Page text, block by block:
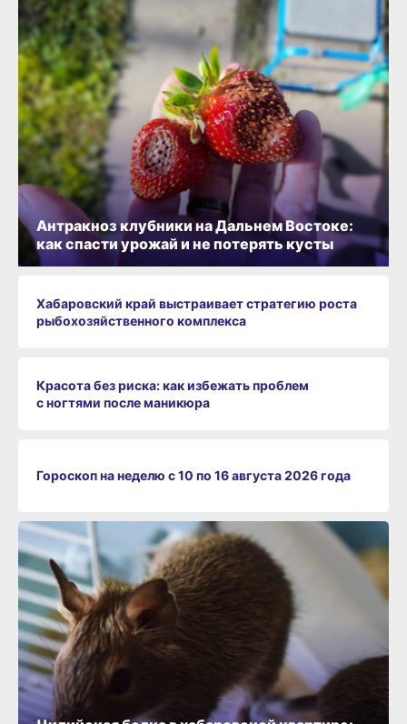
Антракноз клубники на Дальнем Востоке:
как спасти урожай и не потерять кусты
Хабаровский край выстраивает стратегию роста
рыбохозяйственного комплекса
Красота без риска: как избежать проблем
с ногтями после маникюра
Гороскоп на неделю с 10 по 16 августа 2026 года